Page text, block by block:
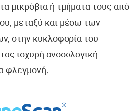
μικρόβια ή τμήματα τους από
μεταξύ και μέσω των
στην κυκλοφορία του
ισχυρή ανοσολογική
φλεγμονή.